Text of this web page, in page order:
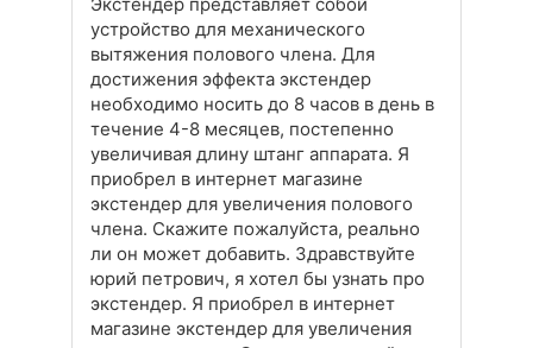
Экстендер представляет собой
устройство для механического
вытяжения полового члена. Для
достижения эффекта экстендер
необходимо носить до 8 часов в день в
течение 4-8 месяцев, постепенно
увеличивая длину штанг аппарата. Я
приобрел в интернет магазине
экстендер для увеличения полового
члена. Скажите пожалуйста, реально
ли он может добавить. Здравствуйте
юрий петрович, я хотел бы узнать про
экстендер. Я приобрел в интернет
магазине экстендер для увеличения